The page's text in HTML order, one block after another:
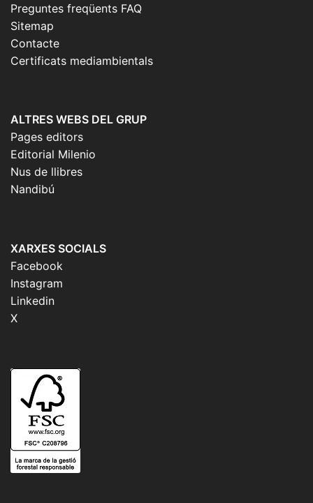
Preguntes freqüents FAQ
Sitemap
Contacte
Certificats mediambientals
ALTRES WEBS DEL GRUP
Pages editors
Editorial Milenio
Nus de llibres
Nandibú
XARXES SOCIALS
Facebook
Instagram
Linkedin
X